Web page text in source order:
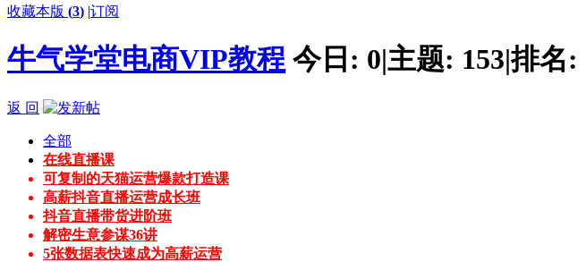
收藏本版 (3) |订阅
牛气学堂电商VIP教程 今日: 0|主题: 153|排名:
返 回
全部
在线直播课
可复制的天猫运营爆款打造课
高薪抖音直播运营成长班
抖音直播带货进阶班
解密生意参谋36讲
5张数据表快速成为高薪运营